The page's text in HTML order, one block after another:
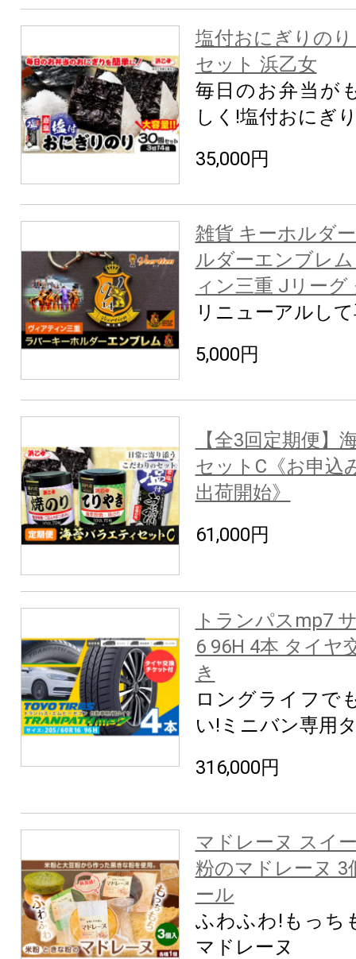
塩付おにぎりの
セット 浜乙女
毎日のお弁当が
しく!塩付おにぎ
35,000円
雑貨 キーホルダ
ルダーエンブレ
ィン三重 Jリーグ
リニューアルし
5,000円
【全3回定期便】
セットC《お申込
出荷開始》
61,000円
トランパスmp7
6 96H 4本 タイヤ
き
ロングライフで
い!ミニバン専用
316,000円
マドレーヌ スイ
粉のマドレーヌ 3
ール
ふわふわ!もっち
マドレーヌ